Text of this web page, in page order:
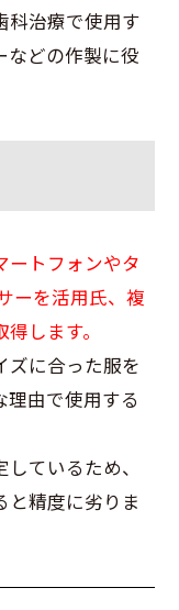
科治療で使用す
などの作製に役
ートフォンやタ
ーを活用氏、複
します。
ズに合った服を
由で使用する
ているため、
と精度に劣りま